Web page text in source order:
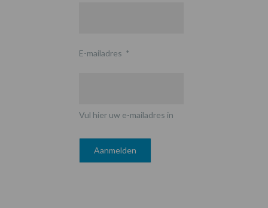
E-mailadres *
Vul hier uw e-mailadres in